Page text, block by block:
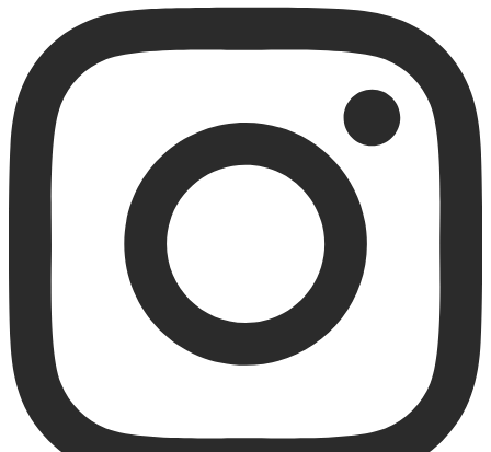
permainan menarik yang bisa
memberikan sensasi berbeda.
Nikmati permainan dengan
fitur-fitur seru yang tidak akan
membuatmu bosan.
Jangan lewatkan kesempatan
untuk mencoba strategi dan
meraih kemenangan besar.